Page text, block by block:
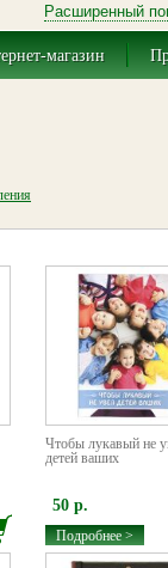
Расширенный
магазин
Чтобы лукавый не
детей ваших
50 р.
Подробнее >